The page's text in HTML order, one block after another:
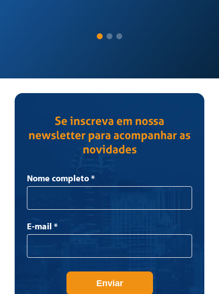
Se inscreva em nossa
newsletter para acompanhar as
novidades
Newsletter
Nome completo*
E-mail *
Enviar